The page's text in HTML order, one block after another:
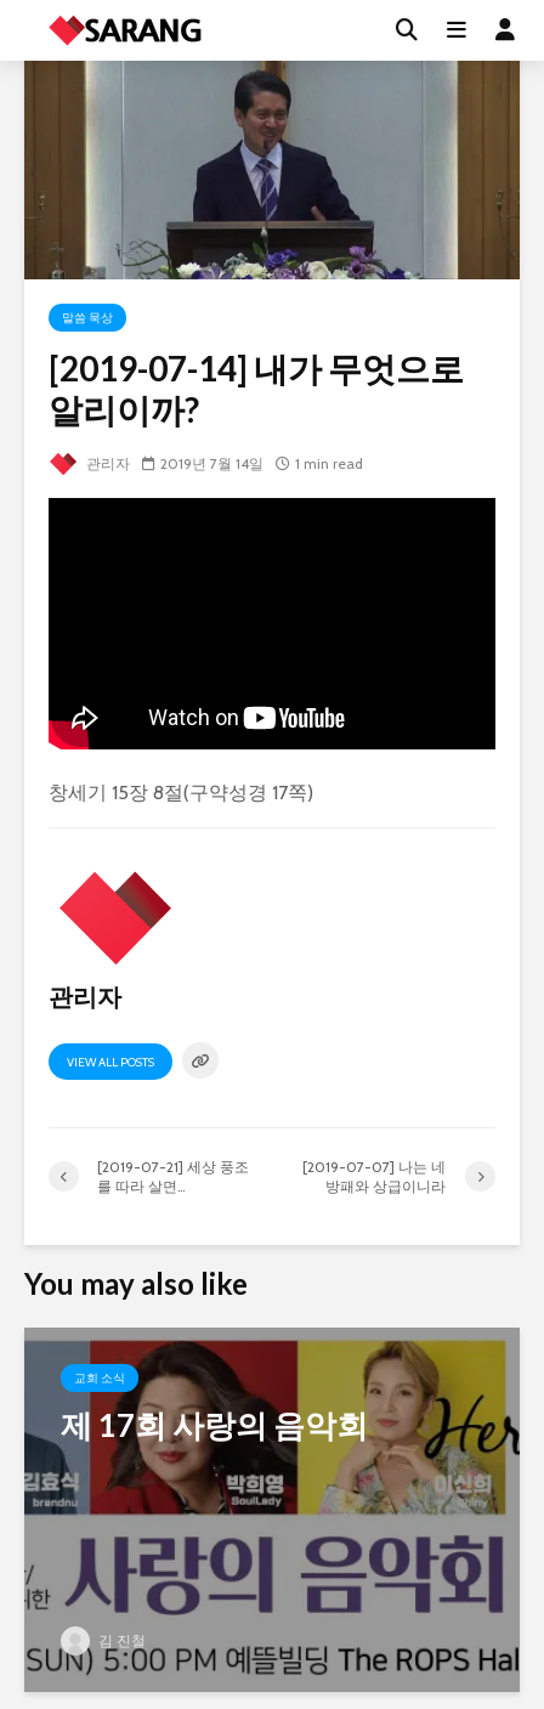
말씀 묵상
[2019-07-14] 내가 무엇으로
알리이까?
관리자 2019년 7월 14일 1 min read
창세기 15장 8절(구약성경 17쪽)
관리자
VIEW ALL POSTS
[2019-07-21] 세상 풍조
를 따라 살면…
[2019-07-07] 나는 네
방패와 상급이니라
You may also like
교회 소식
제 17회 사랑의 음악회
김 진철